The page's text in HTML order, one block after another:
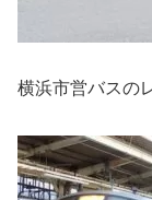
横浜市営バスの